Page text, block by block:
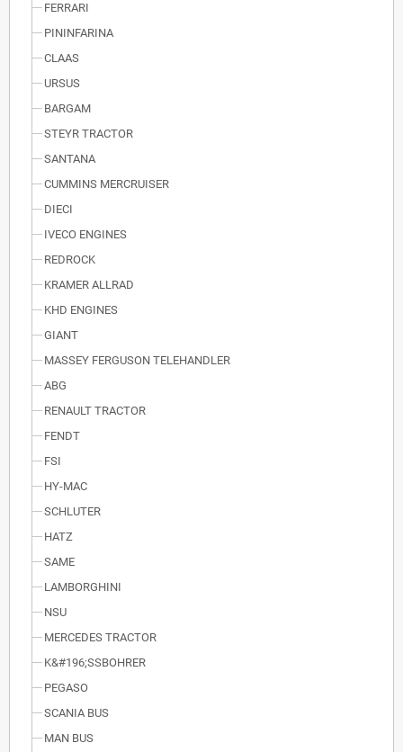
FERRARI
PININFARINA
CLAAS
URSUS
BARGAM
STEYR TRACTOR
SANTANA
CUMMINS MERCRUISER
DIECI
IVECO ENGINES
REDROCK
KRAMER ALLRAD
KHD ENGINES
GIANT
MASSEY FERGUSON TELEHANDLER
ABG
RENAULT TRACTOR
FENDT
FSI
HY-MAC
SCHLUTER
HATZ
SAME
LAMBORGHINI
NSU
MERCEDES TRACTOR
K&#196;SSBOHRER
PEGASO
SCANIA BUS
MAN BUS